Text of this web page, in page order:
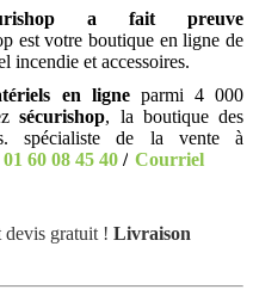
a fait preuve
est votre boutique en ligne de
incendie et accessoires.
en ligneparmi 4 000
sécurishop, la boutique des
spécialiste de la vente à
01 60 08 45 40 / Courriel
devis gratuit ! Livraison